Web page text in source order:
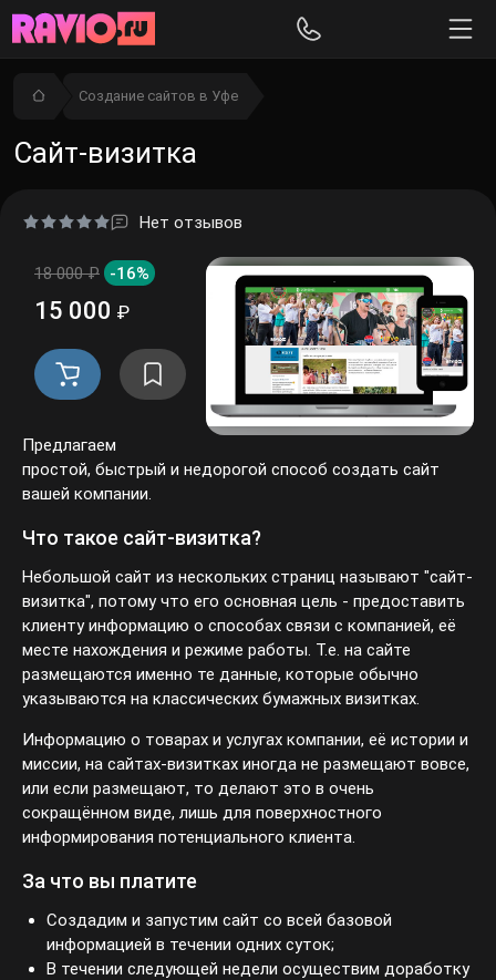
Создание сайтов в Уфе
Сайт-визитка
Нет отзывов
18 000 ₽ -16%
15 000₽
Предлагаем простой,
быстрый и недорогой способ создать сайт вашей
компании.
Что такое сайт-визитка?
Небольшой сайт из нескольких страниц называют "сайт-
визитка", потому что его основная цель - предоставить
клиенту информацию о способах связи с компанией, её
месте нахождения и режиме работы. Т.е. на сайте
размещаются именно те данные, которые обычно
указываются на классических бумажных визитках.
Информацию о товарах и услугах компании, её истории и
миссии, на сайтах-визитках иногда не размещают вовсе,
или если размещают, то делают это в очень сокращённом
виде, лишь для поверхностного информирования
потенциального клиента.
За что вы платите
Создадим и запустим сайт со всей базовой
информацией в течении одних суток;
В течении следующей недели осуществим доработку и